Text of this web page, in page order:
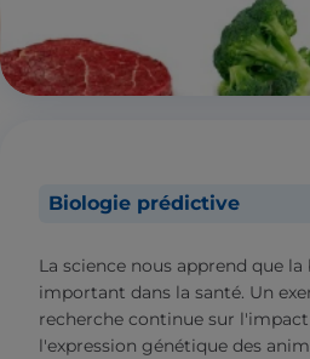
Biologie prédictive
La science nous apprend que
important dans la santé. Un
recherche continue sur
l'expression génétique des